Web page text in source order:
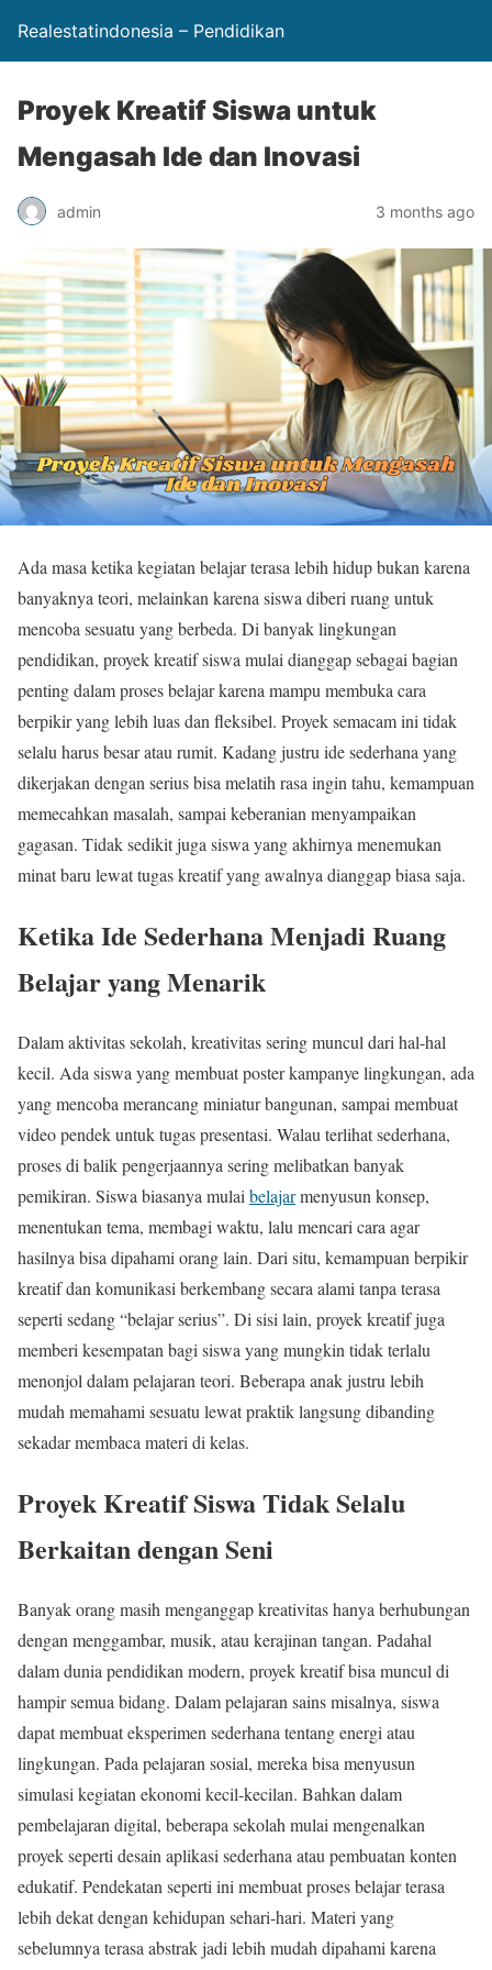
Realestatindonesia – Pendidikan
Proyek Kreatif Siswa untuk
Mengasah Ide dan Inovasi
admin 3 months ago
Ada masa ketika kegiatan belajar terasa lebih hidup bukan karena
banyaknya teori, melainkan karena siswa diberi ruang untuk
mencoba sesuatu yang berbeda. Di banyak lingkungan
pendidikan, proyek kreatif siswa mulai dianggap sebagai bagian
penting dalam proses belajar karena mampu membuka cara
berpikir yang lebih luas dan fleksibel. Proyek semacam ini tidak
selalu harus besar atau rumit. Kadang justru ide sederhana yang
dikerjakan dengan serius bisa melatih rasa ingin tahu, kemampuan
memecahkan masalah, sampai keberanian menyampaikan
gagasan. Tidak sedikit juga siswa yang akhirnya menemukan
minat baru lewat tugas kreatif yang awalnya dianggap biasa saja.
Ketika Ide Sederhana Menjadi Ruang
Belajar yang Menarik
Dalam aktivitas sekolah, kreativitas sering muncul dari hal-hal
kecil. Ada siswa yang membuat poster kampanye lingkungan, ada
yang mencoba merancang miniatur bangunan, sampai membuat
video pendek untuk tugas presentasi. Walau terlihat sederhana,
proses di balik pengerjaannya sering melibatkan banyak
pemikiran. Siswa biasanya mulai belajarmenyusun konsep,
menentukan tema, membagi waktu, lalu mencari cara agar
hasilnya bisa dipahami orang lain. Dari situ, kemampuan berpikir
kreatif dan komunikasi berkembang secara alami tanpa terasa
seperti sedang “belajar serius”. Di sisi lain, proyek kreatif juga
memberi kesempatan bagi siswa yang mungkin tidak terlalu
menonjol dalam pelajaran teori. Beberapa anak justru lebih
mudah memahami sesuatu lewat praktik langsung dibanding
sekadar membaca materi di kelas.
Proyek Kreatif Siswa Tidak Selalu
Berkaitan dengan Seni
Banyak orang masih menganggap kreativitas hanya berhubungan
dengan menggambar, musik, atau kerajinan tangan. Padahal
dalam dunia pendidikan modern, proyek kreatif bisa muncul di
hampir semua bidang. Dalam pelajaran sains misalnya, siswa
dapat membuat eksperimen sederhana tentang energi atau
lingkungan. Pada pelajaran sosial, mereka bisa menyusun
simulasi kegiatan ekonomi kecil-kecilan. Bahkan dalam
pembelajaran digital, beberapa sekolah mulai mengenalkan
proyek seperti desain aplikasi sederhana atau pembuatan konten
edukatif. Pendekatan seperti ini membuat proses belajar terasa
lebih dekat dengan kehidupan sehari-hari. Materi yang
sebelumnya terasa abstrak jadi lebih mudah dipahami karena